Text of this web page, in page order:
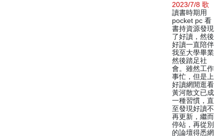
2023/7/8 歌
讀書時期用
pocket pc 看
書持資源發現
了好讀，然後
好讀一直陪伴
我至大學畢業
然後踏足社
會。雖然工作
事忙，但是上
好讀網閒逛看
黃河散文已成
一種習慣，直
至發現好讀不
再更新，繼而
停站，再從別
的論壇得悉網